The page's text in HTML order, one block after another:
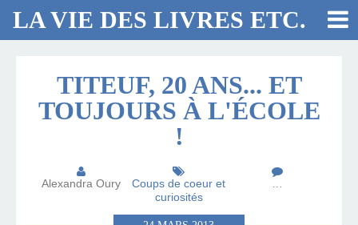
LA VIE DES LIVRES ETC.
TITEUF, 20 ANS... ET
TOUJOURS À L'ÉCOLE
!
Alexandra Oury
Coups de coeur et
curiosités
…